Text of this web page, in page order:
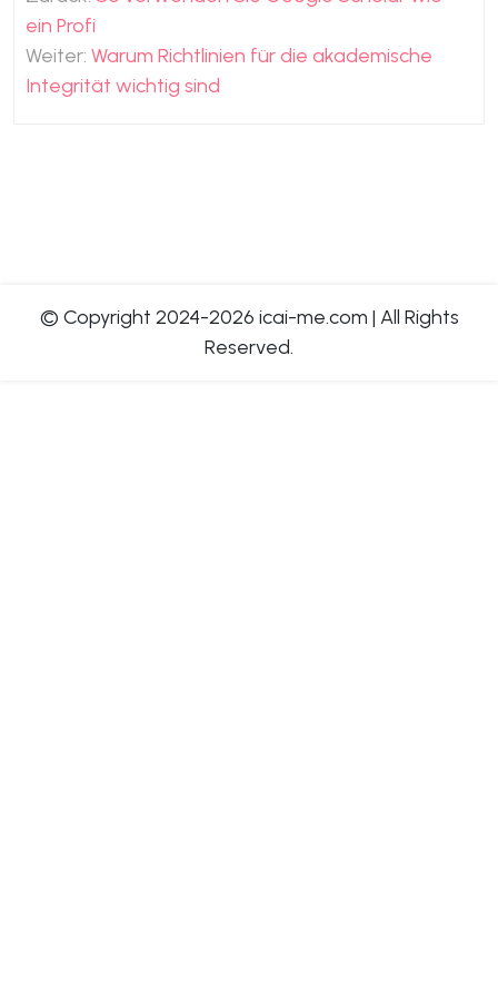
ein Profi
Weiter: Warum Richtlinien für die akademische
Integrität wichtig sind
© Copyright 2024-2026 icai-me.com | All Rights
Reserved.